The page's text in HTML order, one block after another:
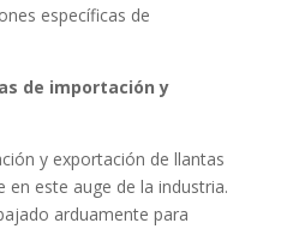
específicas de
de importación y
y exportación de llantas
en este auge de la industria.
arduamente para